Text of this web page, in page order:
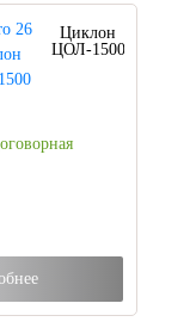
Циклон
ЦОЛ-1500